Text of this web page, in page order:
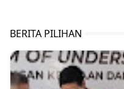
BERITA PILIHAN